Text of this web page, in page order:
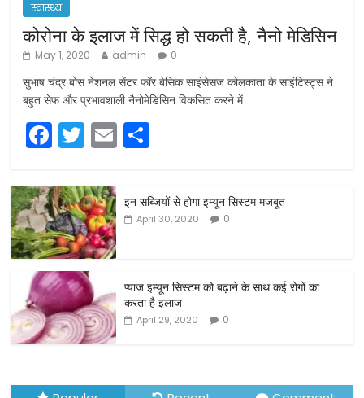
स्वास्थ्य
कोरोना के इलाज में सिद्ध हो सकती है, नैनो मेडिसिन
May 1, 2020 admin 0
सुभाष चंद्र बोस नेशनल सेंटर फॉर बेसिक साइंसेसज कोलकाता के साइंटिस्ट्स ने
बहुत सेफ और प्रभावशाली नैनोमेडिसिन विकसित करने में
F
a
c
e
b
o
o
k
T
w
itt
er
E
m
ar
e
इन सब्जियों से होगा इम्यून सिस्टम मजबूत
April 30, 2020 0
प्याज इम्यून सिस्टम को बढ़ाने के साथ कई रोगों का
करता है इलाज
April 29, 2020 0